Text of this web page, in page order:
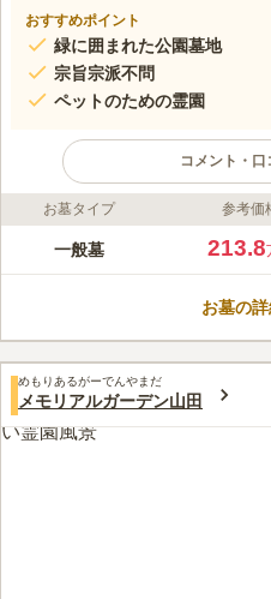
おすすめポイント
緑に囲まれた公園墓地
宗旨宗派不問
ペットのための霊園
コメント・口
ライフドット編集部のコメント
南多摩霊園は圏央道「八王
しみながらお参りするこ
ができます。
口コミ評価
みんなの評価
3.5
60代男性
霊園周辺には何もないが
あり不便ではない。ただし、お供え
お墓タイプ 参考価
一般墓 213.8
お墓の
めもりあるがーでんやまだ
メモリアルガーデン山田